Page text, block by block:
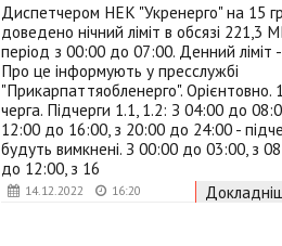
14.12.2022 16:20
Диспетчером НЕК "Укренерго" на 15
доведено нічний ліміт в обсязі 221,3
період з 00:00 до 07:00. Денний ліміт
Про це інформують у пресслужбі
"Прикарпаттяобленерго". Орієнтовно. 1
черга. Підчерги 1.1, 1.2: З 04:00 до
12:00 до 16:00, з 20:00 до 24:00 -
будуть вимкнені. З 00:00 до 03:00, з
до 12:00, з 16